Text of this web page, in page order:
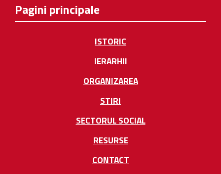
Pagini principale
ISTORIC
IERARHII
ORGANIZAREA
STIRI
SECTORUL SOCIAL
RESURSE
CONTACT